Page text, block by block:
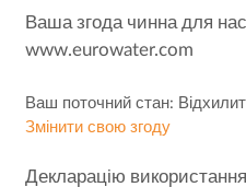
Ваша згода чинна для
www.eurowater.com
Ваш поточний стан:
Змінити свою згоду
Декларацію